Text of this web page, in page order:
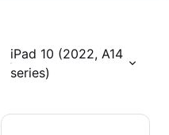
iPad 10 (2022, A14
series)